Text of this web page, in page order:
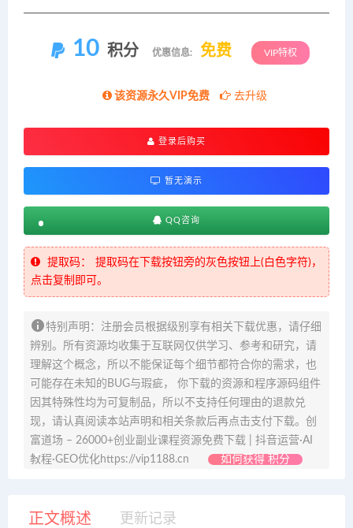
10 积分 优惠信息: 免费 VIP特权
该资源永久VIP免费 去升级
登录后购买
暂无演示
QQ咨询
提取码：
提取码在下载按钮旁的灰色按钮上(白色字符)，
点击复制即可。
特别声明：注册会员根据级别享有相关下载优惠，请仔细
辨别。所有资源均收集于互联网仅供学习、参考和研究，请
理解这个概念，所以不能保证每个细节都符合你的需求，也
可能存在未知的BUG与瑕疵， 你下载的资源和程序源码组件
因其特殊性均为可复制品，所以不支持任何理由的退款兑
现，请认真阅读本站声明和相关条款后再点击支付下载。创
富道场 – 26000+创业副业课程资源免费下载 | 抖音运营·AI
教程·GEO优化https://vip1188.cn
如何获得 积分
正文概述 更新记录